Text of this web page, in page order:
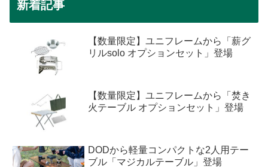
新着記事
【数量限定】ユニフレームから「薪グ
リルsolo オプションセット」登場
【数量限定】ユニフレームから「焚き
火テーブル オプションセット」登場
DODから軽量コンパクトな2人用テー
ブル「マジカルテーブル」登場